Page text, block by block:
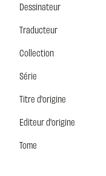
Dessinateur
Traducteur
Collection
Série
Titre d'origine
Editeur d'origine
Tome